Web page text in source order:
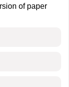
of paper